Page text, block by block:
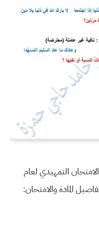
التمهيدي لعام
المادة والامتحان: